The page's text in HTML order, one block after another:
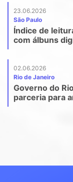
23.06.2026
São Paulo
Índice de
com álbuns
02.06.2026
Rio de Janeiro
Governo do
parceria para